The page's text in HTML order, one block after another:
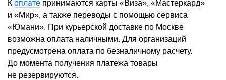
К оплате принимаются карты «Виза», «Мастеркард»
и «Мир», а также переводы с помощью сервиса
«Юмани». При курьерской доставке по Москве
возможна оплата наличными. Для организаций
предусмотрена оплата по безналичному расчету.
До момента получения платежа товары
не резервируются.